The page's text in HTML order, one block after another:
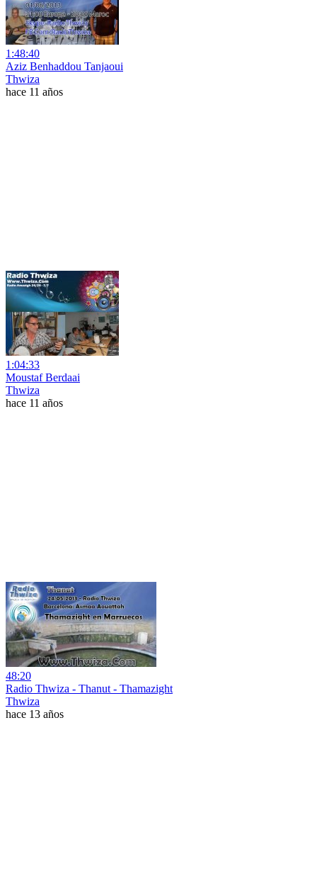
1:48:40
Aziz Benhaddou Tanjaoui
Thwiza
hace 11 años
1:04:33
Moustaf Berdaai
Thwiza
hace 11 años
48:20
Radio Thwiza - Thanut - Thamazight
Thwiza
hace 13 años